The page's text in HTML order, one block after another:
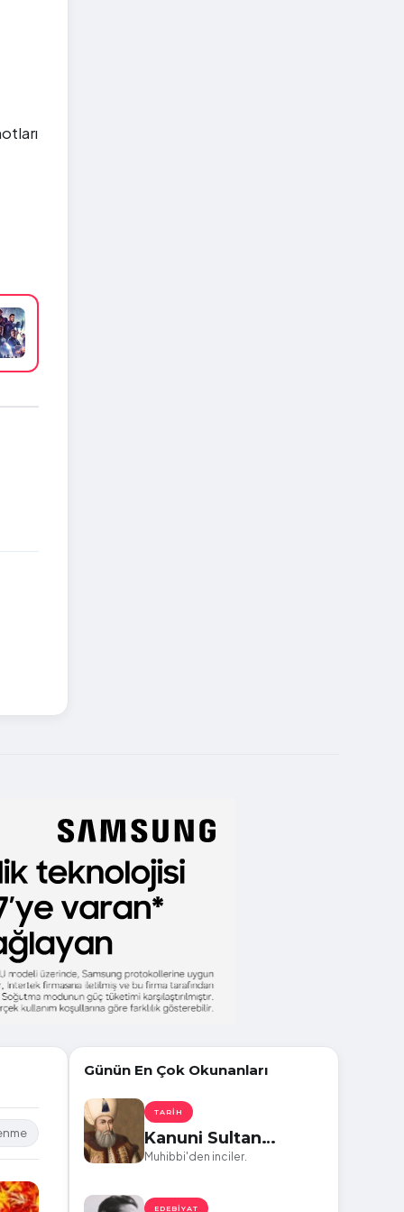
Günün En Çok Okunanları
TARIH
Kanuni Sultan
Süleyman'ın
10 Etkileyici Şiir
Muhibbi'den inciler.
EDEBIYAT